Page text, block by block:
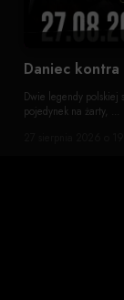
Daniec kontra
Dwie legendy polskiej
pojedynek na żarty, ...